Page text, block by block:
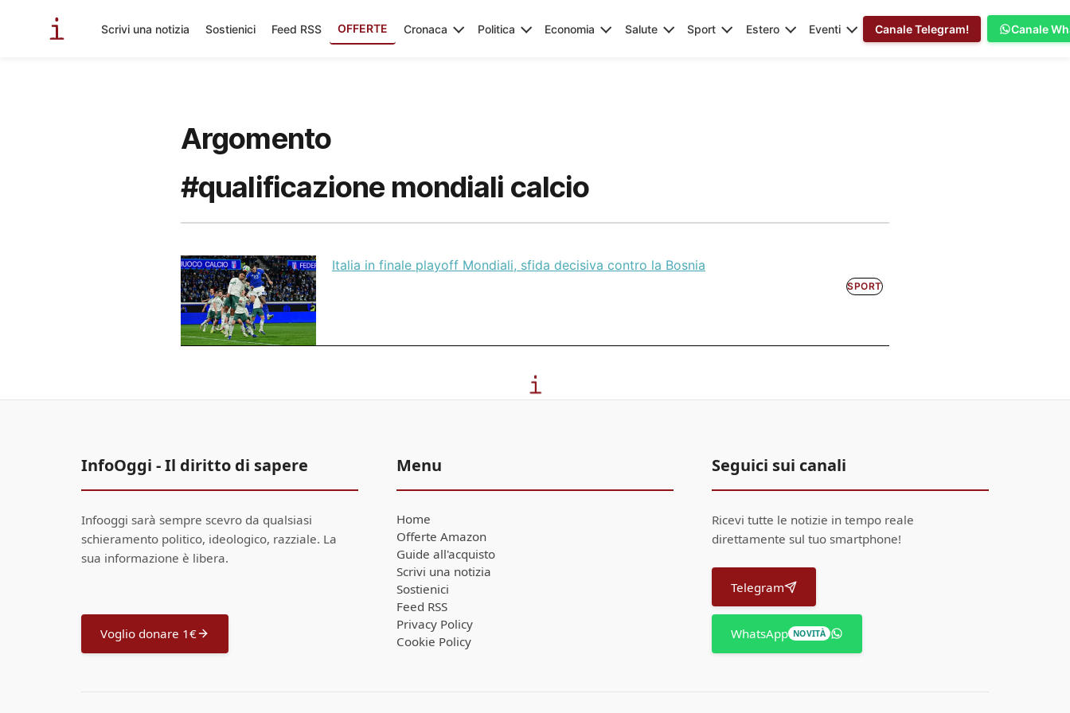
Scrivi una notizia Sostienici Feed RSS OFFERTE Cronaca Politica Economia Salute Sport Estero Eventi Canale Telegram! Canale
Argomento
#qualificazione mondiali calcio
Italia in finale playoff Mondiali, sfida decisiva contro la Bosnia
SPORT
InfoOggi - Il diritto di sapere
Infooggi sarà sempre scevro da qualsiasi
schieramento politico, ideologico, razziale. La
sua informazione è libera.
Voglio donare 1€
Menu
Home
Offerte Amazon
Guide all'acquisto
Scrivi una notizia
Sostienici
Feed RSS
Privacy Policy
Cookie Policy
Seguici sui canali
Ricevi tutte le notizie in tempo reale
direttamente sul tuo smartphone!
Telegram
WhatsApp NOVITÀ